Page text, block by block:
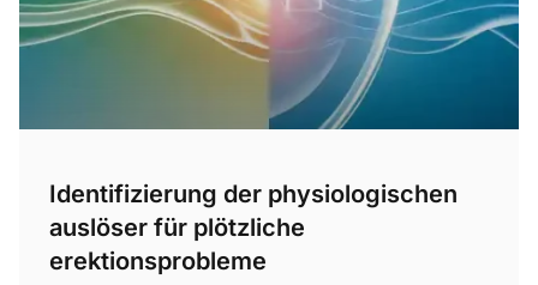
Identifizierung der physiologischen
auslöser für plötzliche
erektionsprobleme